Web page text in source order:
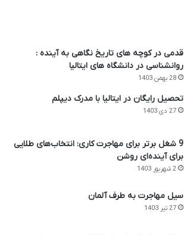
قدمی در کوچه های تاریخ نگاهی به آینده :
روانشناسی در دانشگاه های ایتالیا
28 بهمن 1403
تحصیل رایگان در ایتالیا با مدرک دیپلم
27 دی 1403
9 شغل برتر برای مهاجرت کاری: انتخاب‌های طلایی
برای آینده‌ای روشن
2 شهریور 1403
سیل مهاجرت به طرف آلمان
27 تیر 1403